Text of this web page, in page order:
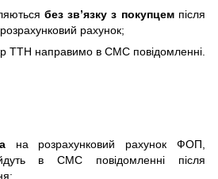
без зв’язку з покупцемпісля
рахунок;
ТТН направимо в СМС повідомленні.
на розрахунковий рахунок ФОП,
в СМС повідомленні після